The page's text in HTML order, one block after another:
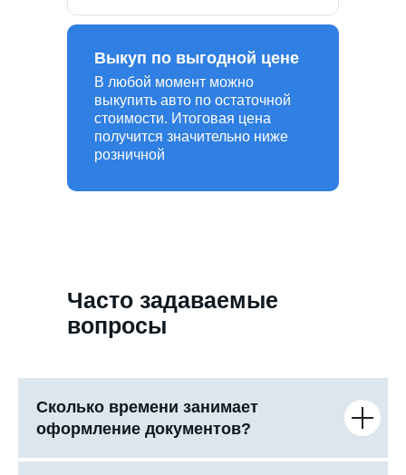
В любой момент можно
выкупить авто по остаточной
стоимости. Итоговая цена
получится значительно ниже
розничной
Выкуп по выгодной цене
Часто задаваемые
вопросы
Сколько времени занимает
оформление документов?